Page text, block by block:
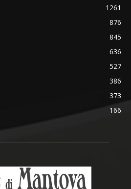
1261
876
845
636
527
386
373
166